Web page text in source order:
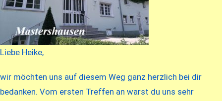
Liebe Heike,
wir möchten uns auf diesem Weg ganz herzlich bei dir
bedanken. Vom ersten Treffen an warst du uns sehr